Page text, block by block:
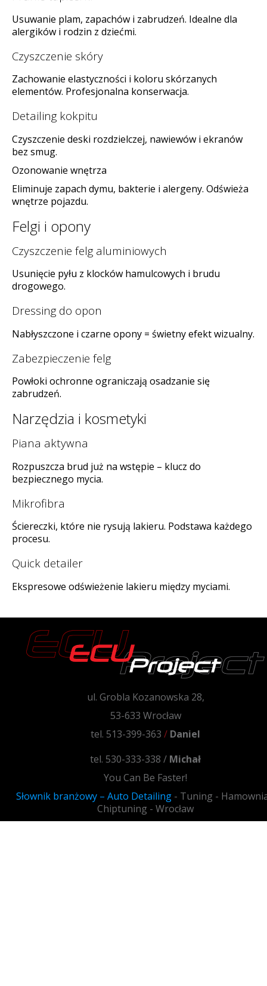
Usuwanie plam, zapachów i zabrudzeń. Idealne dla
alergików i rodzin z dziećmi.
Czyszczenie skóry
Zachowanie elastyczności i koloru skórzanych
elementów. Profesjonalna konserwacja.
Detailing kokpitu
Czyszczenie deski rozdzielczej, nawiewów i ekranów
bez smug.
Ozonowanie wnętrza
Eliminuje zapach dymu, bakterie i alergeny. Odświeża
wnętrze pojazdu.
Felgi i opony
Czyszczenie felg aluminiowych
Usunięcie pyłu z klocków hamulcowych i brudu
drogowego.
Dressing do opon
Nabłyszczone i czarne opony = świetny efekt wizualny.
Zabezpieczenie felg
Powłoki ochronne ograniczają osadzanie się
zabrudzeń.
Narzędzia i kosmetyki
Piana aktywna
Rozpuszcza brud już na wstępie – klucz do
bezpiecznego mycia.
Mikrofibra
Ściereczki, które nie rysują lakieru. Podstawa każdego
procesu.
Quick detailer
Ekspresowe odświeżenie lakieru między myciami.
ul. Grobla Kozanowska 28,
53-633 Wrocław
tel. 513-399-363 / Daniel
tel. 530-333-338 / Michał
You Can Be Faster!
Słownik branżowy – Auto Detailing - Tuning -
Chiptuning - Wrocław